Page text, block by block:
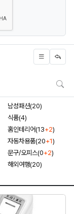
남성패션(20)
식품(4)
홈인테리어(13+2)
자동차용품(20+1)
문구/오피스(0+2)
해외여행(20)